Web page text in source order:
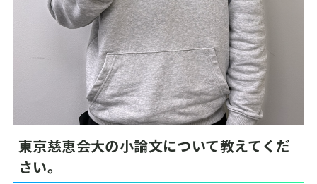
東京慈恵会大の小論文について教えてくだ
さい。